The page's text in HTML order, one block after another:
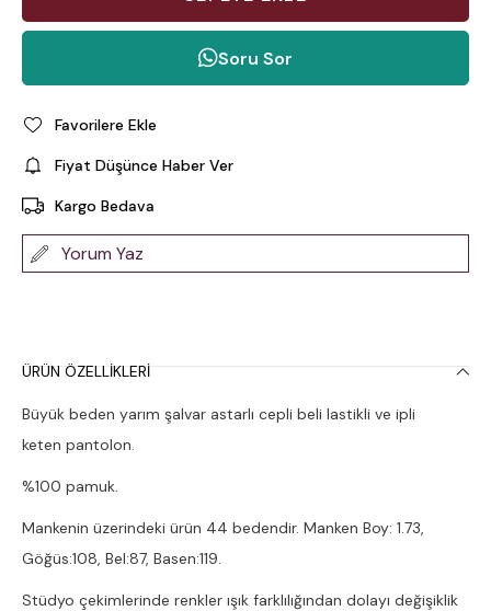
Soru Sor
Favorilere Ekle
Fiyat Düşünce Haber Ver
Kargo Bedava
Yorum Yaz
ÜRÜN ÖZELLIKLERI
Büyük beden yarım şalvar astarlı cepli beli lastikli ve ipli
keten pantolon.
%100 pamuk.
Mankenin üzerindeki ürün 44 bedendir. Manken Boy: 1.73,
Göğüs:108, Bel:87, Basen:119.
Stüdyo çekimlerinde renkler ışık farklılığından dolayı değişiklik